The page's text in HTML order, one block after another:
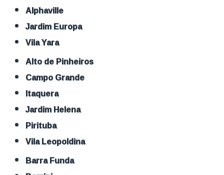
Alphaville
Jardim Europa
Vila Yara
Alto de Pinheiros
Campo Grande
Itaquera
Jardim Helena
Pirituba
Vila Leopoldina
Barra Funda